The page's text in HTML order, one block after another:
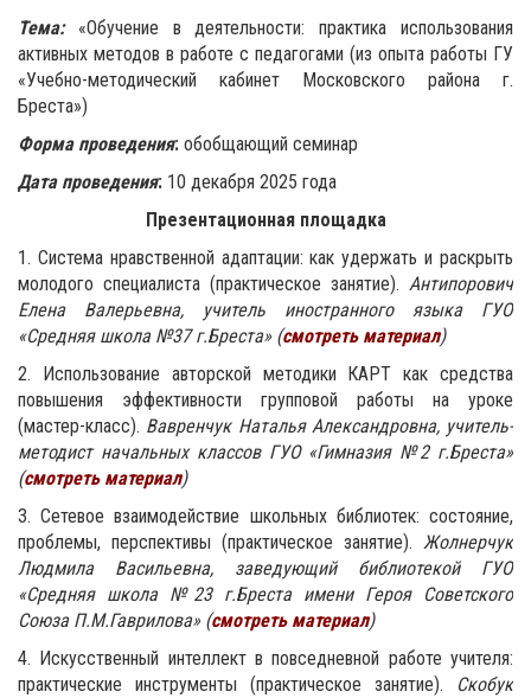
Тема:«Обучение в деятельности: практика использования
активных методов в работе с педагогами (из опыта работы ГУ
«Учебно-методический кабинет Московского района г.
Бреста»)
Форма проведения: обобщающий семинар
Дата проведения: 10 декабря 2025 года
Презентационная площадка
1. Система нравственной адаптации: как удержать и раскрыть
молодого специалиста (практическое занятие). Антипорович
Елена Валерьевна, учитель иностранного языка ГУО
«Средняя школа №37 г.Бреста» (смотреть материал)
2. Использование авторской методики КАРТ как средства
повышения эффективности групповой работы на уроке
(мастер-класс). Вавренчук Наталья Александровна, учитель-
методист начальных классов ГУО «Гимназия №2 г.Бреста»
(смотреть материал)
3. Сетевое взаимодействие школьных библиотек: состояние,
проблемы, перспективы (практическое занятие). Жолнерчук
Людмила Васильевна, заведующий библиотекой ГУО
«Средняя школа №23 г.Бреста имени Героя Советского
Союза П.М.Гаврилова» (смотреть материал)
4. Искусственный интеллект в повседневной работе учителя:
практические инструменты (практическое занятие).
Скобук